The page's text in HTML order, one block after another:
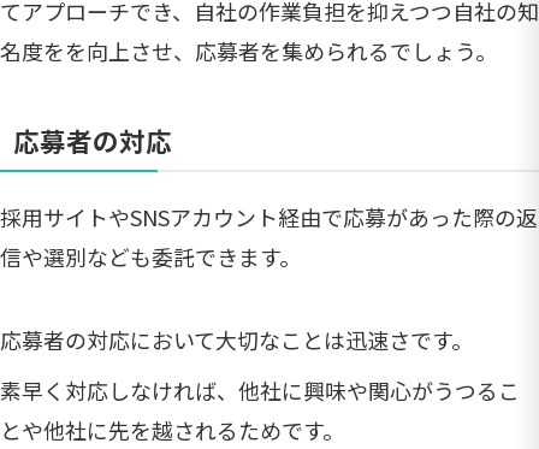
てアプローチでき、自社の作業負担を抑えつつ自社の知
名度をを向上させ、応募者を集められるでしょう。
応募者の対応
採用サイトやSNSアカウント経由で応募があった際の返
信や選別なども委託できます。
応募者の対応において大切なことは迅速さです。
素早く対応しなければ、他社に興味や関心がうつるこ
とや他社に先を越されるためです。